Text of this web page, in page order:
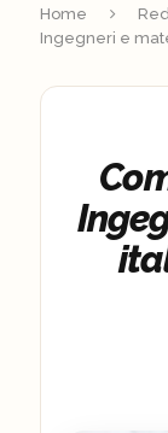
Home
Ingegneri e